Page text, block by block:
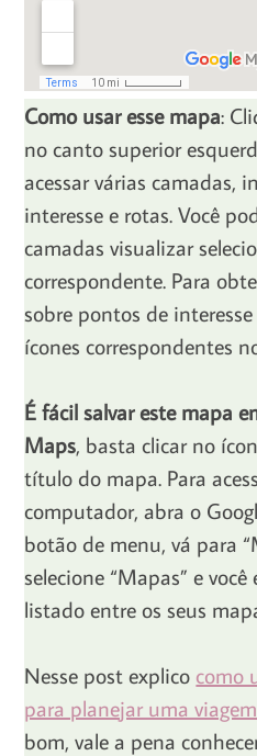
Como usar esse mapa:
no canto superior
acessar várias camadas,
interesse e rotas. Você
camadas visualizar
correspondente. Para
sobre pontos de
ícones correspondentes
É fácil salvar este mapa
Maps, basta clicar no
título do mapa. Para
computador, abra o
botão de menu, vá para
selecione “Mapas” e
listado entre os seus
Nesse post explico como
para planejar uma viagem
bom, vale a pena